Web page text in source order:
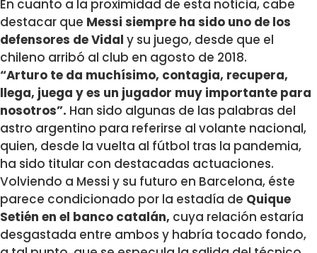
En cuanto a la proximidad de esta noticia, cabe
destacar que Messi siempre ha sido uno de los
defensores de Vidal y su juego, desde que el
chileno arribó al club en agosto de 2018.
“Arturo te da muchísimo, contagia, recupera,
llega, juega y es un jugador muy importante para
nosotros”. Han sido algunas de las palabras del
astro argentino para referirse al volante nacional,
quien, desde la vuelta al fútbol tras la pandemia,
ha sido titular con destacadas actuaciones.
Volviendo a Messi y su futuro en Barcelona, éste
parece condicionado por la estadía de Quique
Setién en el banco catalán, cuya relación estaría
desgastada entre ambos y habría tocado fondo,